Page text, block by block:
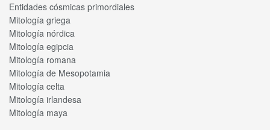
Entidades cósmicas primordiales
Mitología griega
Mitología nórdica
Mitología egipcia
Mitología romana
Mitología de Mesopotamia
Mitología celta
Mitología irlandesa
Mitología maya